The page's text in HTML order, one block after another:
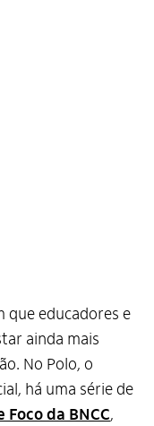
que educadores e
ainda mais
No Polo, o
há uma série de
Foco da BNCC,